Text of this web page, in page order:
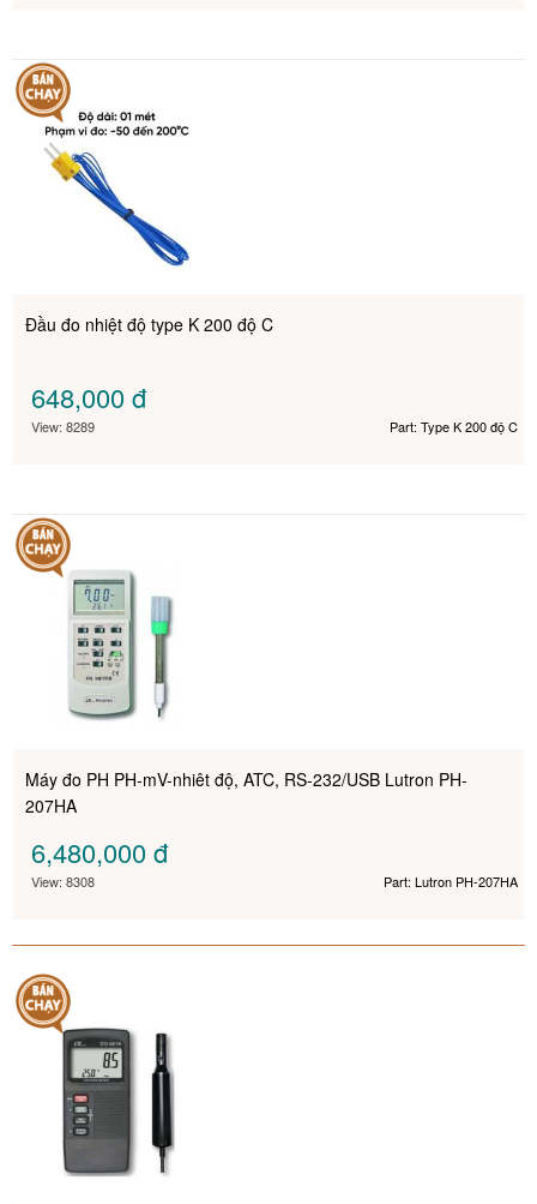
Đầu đo nhiệt độ type K 200 độ C
648,000đ
View: 8289 Part: Type K 200 độ C
Máy đo PH PH-mV-nhiêt độ, ATC, RS-232/USB Lutron PH-
207HA
6,480,000đ
View: 8308 Part: Lutron PH-207HA